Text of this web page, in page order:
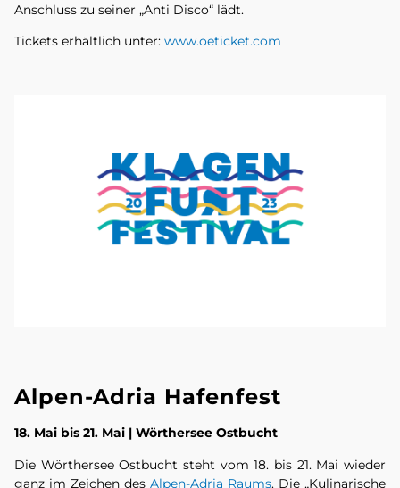
Anschluss zu seiner „Anti Disco“ lädt.
Tickets erhältlich unter: www.oeticket.com
Alpen-Adria Hafenfest
18. Mai bis 21. Mai | Wörthersee Ostbucht
Die Wörthersee Ostbucht steht vom 18. bis 21. Mai wieder
ganz im Zeichen des Alpen-Adria Raums. Die „Kulinarische